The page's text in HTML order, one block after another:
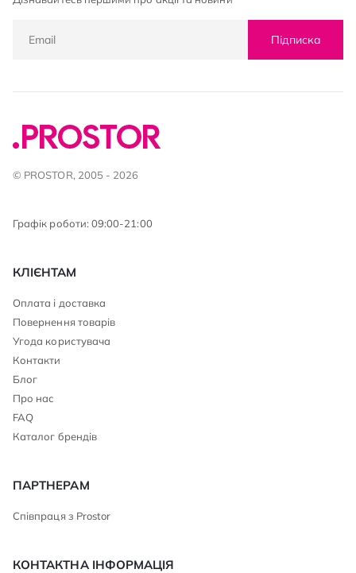
Підписка
© PROSTOR, 2005 - 2026
Графік роботи: 09:00-21:00
КЛІЄНТАМ
Оплата і доставка
Повернення товарів
Угода користувача
Контакти
Блог
Про нас
FAQ
Каталог брендів
ПАРТНЕРАМ
Співпраця з Prostor
КОНТАКТНА ІНФОРМАЦІЯ